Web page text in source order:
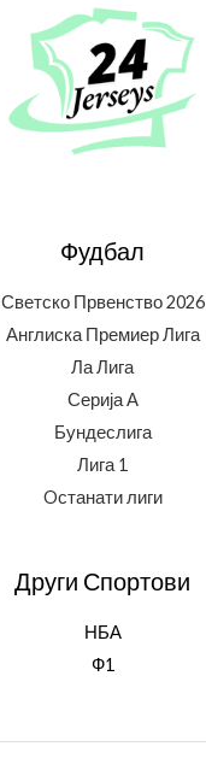
Фудбал
Светско Првенство 2026
Англиска Премиер Лига
Ла Лига
Серија А
Бундеслига
Лига 1
Oстанати лиги
Други Спортови
НБА
Ф1